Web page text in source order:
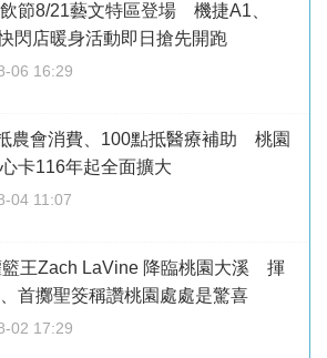
節8/21藝文特區登場 機捷A1、
閃店暖身活動即日搶先開跑
06 16:29
農會消費、100點抵醫療補助 桃園
卡116年起全面擴大
04 11:07
籃王Zach LaVine 降臨桃園大溪 揮
首擲聖筊稱讚桃園處處是驚喜
02 17:29